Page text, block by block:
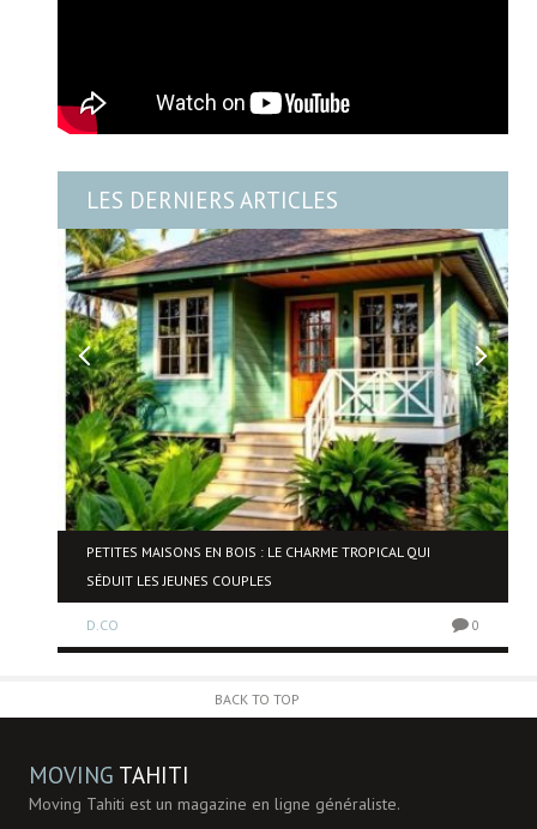
LES DERNIERS ARTICLES
PETITES MAISONS EN BOIS : LE CHARME TROPICAL QUI
SÉDUIT LES JEUNES COUPLES
D.CO 0
BACK TO TOP
MOVING TAHITI
Moving Tahiti est un magazine en ligne généraliste.